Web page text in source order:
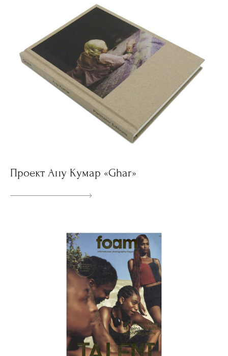
Проект Ану Кумар «Ghar»